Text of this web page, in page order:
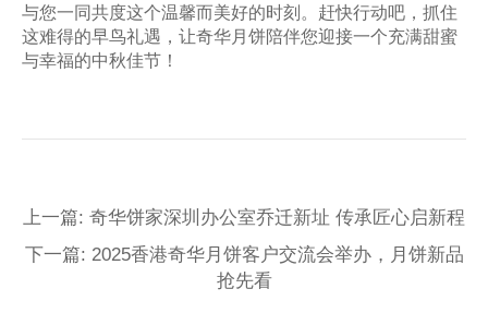
与您一同共度这个温馨而美好的时刻。赶快行动吧，抓住
这难得的早鸟礼遇，让奇华月饼陪伴您迎接一个充满甜蜜
与幸福的中秋佳节！
上一篇: 奇华饼家深圳办公室乔迁新址 传承匠心启新程
下一篇: 2025香港奇华月饼客户交流会举办，月饼新品
抢先看